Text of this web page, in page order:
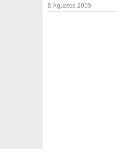
8 Ağustos 2009